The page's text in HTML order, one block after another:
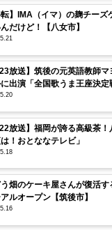
転】IMA（イマ）の麹チー
だけど！【八女市】
23放送】筑後の元英語教師
に出演「全国歌うま王座決定
22放送】福岡が誇る高級茶
！おとななテレビ」
畑のケーキ屋さんが復活
アルオープン【筑後市】